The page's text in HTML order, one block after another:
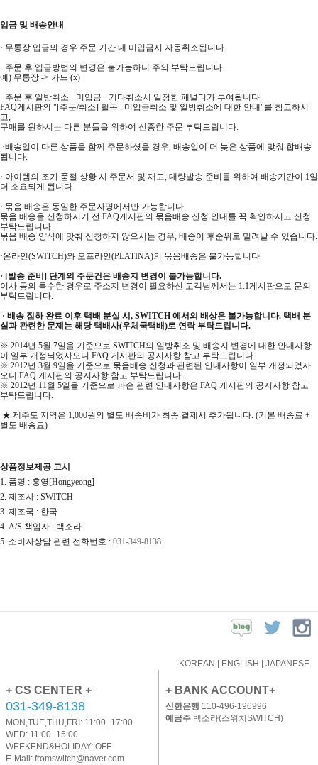
입금 및 배송안내
· 무통장 입금의 경우 주문 기간 내 미입금시 자동취소됩니다.
· 주문 후 입금방법의 변경은 불가능하니 주의 부탁드립니다.
예) 무통장 -> 카드 (x)
· 주문 후 일방취소 · 미입금 · 기타취소시 일정한 패널티가 부여됩니다.
FAQ게시판의 "[주문/취소] 필독 : 미입금취소 및 일방취소에 대한 안내"를 참고하시
고,
구매를 원하시는 다른 분들을 위하여 신중한 주문 부탁드립니다.
·배송일이 다른 상품을 함께 주문하셨을 경우, 배송일이 더 늦은 상품에 맞춰 합배송
됩니다.
· 아이템의 조기 품절 상황 시 주문서 및 재고, 대량발송 준비를 위하여 배송기간이 1일
더 소요되게 됩니다.
· 묶음 배송은 동일한 주문자명에서만 가능합니다.
묶음 배송을 신청하시기 전 FAQ게시판의 묶음배송 신청 안내를 꼭 확인하시고 신청
부탁드립니다.
묶음 배송 양식에 맞춰 신청하지 않으시는 경우, 배송이 후순위로 밀려날 수 있습니다.
·온라인(SWITCH)와 오프라인(PLATINA)의 묶음배송은 불가능합니다.
· [발송 준비] 단계의 주문건은 배송지 변경이 불가능합니다.
이사 등의 특수한 경우로 주소지 변경이 필요하신 고객님께서는 1:1게시판으로 문의
부탁드립니다.
· 배송 집하 완료 이후 택배 분실 시, SWITCH 에서의 배상은 불가능합니다. 택배 분
실과 관련한 문제는 해당 택배사(우체국택배)로 연락 부탁드립니다.
※ 2014년 5월 7일을 기준으로 SWITCH의 일방취소 및 배송지 변경에 대한 안내사항
이 일부 개정되었사오니 FAQ 게시판의 공지사항 참고 부탁드립니다.
※ 2012년 3월 9일을 기준으로 묶음배송 신청과 관련된 안내사항이 일부 개정되었사
오니 FAQ 게시판의 공지사항 참고 부탁드립니다.
※ 2012년 11월 5일을 기준으로 파손 관련 안내사항은 FAQ 게시판의 공지사항 참고
부탁드립니다.
★ 제주도 지역은 1,000원의 별도 배송비가 최종 결제시 추가됩니다. (기본 배송료 +
별도 배송료)
상품정보제공 고시
1. 품명 : 홍영[Hongyeong]
2. 제조사 : SWITCH
3. 제조국 : 한국
4. A/S 책임자 : 백소라
5. 소비자상담 관련 전화번호 : 031-349-8138
KOREAN | ENGLISH | JAPANESE
+ CS CENTER +
031-349-8138
MON,TUE,THU,FRI: 11:00_17:00
WED: 11:00_15:00
WEEKEND&HOLIDAY: OFF
E-Mail: fromswitch@naver.com
+ BANK ACCOUNT+
신한은행 110-496-196996
예금주백소라(스위치SWITCH)